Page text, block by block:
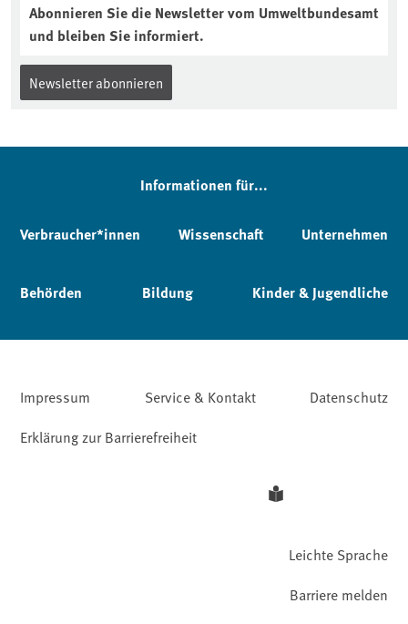
Abonnieren Sie die Newsletter vom Umweltbundesamt
und bleiben Sie informiert.
Newsletter abonnieren
Informationen für...
Verbraucher*innen Wissenschaft Unternehmen
Behörden Bildung Kinder & Jugendliche
Impressum Service & Kontakt
Datenschutz
Erklärung zur Barrierefreiheit
Leichte Sprache
Barriere melden